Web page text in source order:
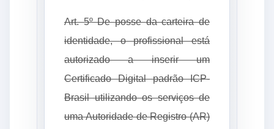
Art. 5º De posse da carteira de
identidade, o profissional está
autorizado a inserir um
Certificado Digital padrão ICP-
Brasil utilizando os serviços de
uma Autoridade de Registro (AR)